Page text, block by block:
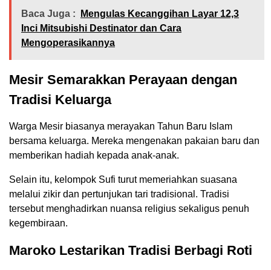
Baca Juga :
Mengulas Kecanggihan Layar 12,3
Inci Mitsubishi Destinator dan Cara
Mengoperasikannya
Mesir Semarakkan Perayaan dengan
Tradisi Keluarga
Warga Mesir biasanya merayakan Tahun Baru Islam
bersama keluarga. Mereka mengenakan pakaian baru dan
memberikan hadiah kepada anak-anak.
Selain itu, kelompok Sufi turut memeriahkan suasana
melalui zikir dan pertunjukan tari tradisional. Tradisi
tersebut menghadirkan nuansa religius sekaligus penuh
kegembiraan.
Maroko Lestarikan Tradisi Berbagi Roti